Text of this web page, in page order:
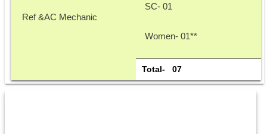
Ref &AC Mechanic
SC- 01
Women- 01**
Total-   07